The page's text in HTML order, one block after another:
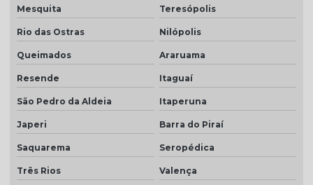
Telha de concreto preço m2
Telha de concreto valor
Telha para construção civil
Telha dupla americana
Telha dupla colonial
Telha dupla face esmaltada
Mesquita Teresópolis
Rio das Ostras Nilópolis
Queimados Araruama
Resende Itaguaí
São Pedro da Aldeia Itaperuna
Japeri Barra do Piraí
Saquarema Seropédica
Três Rios Valença